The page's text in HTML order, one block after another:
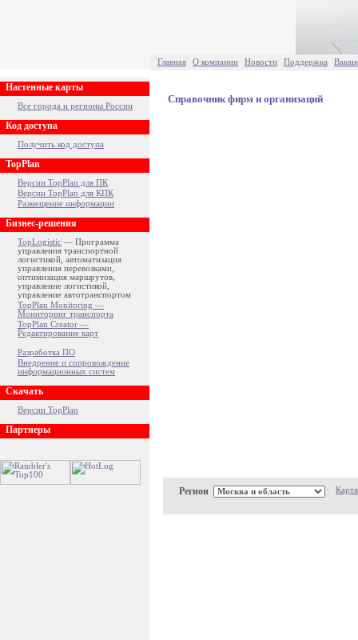
Главная О компании Новости Поддержка
Настенные карты
Все города и регионы России
Код доступа
Получить код доступа
TopPlan
Версии TopPlan для ПК
Версии TopPlan для КПК
Размещение информации
Бизнес-решения
TopLogistic — Программа
управления транспортной
логистикой, автоматизация
управления перевозками,
оптимизация маршрутов,
управление логистикой,
управление автотранспортом
TopPlan Monitoring —
Мониторинг транспорта
TopPlan Creator —
Редактирование карт
Разработка ПО
Внедрение и сопровождение
информационных систем
Скачать
Версии TopPlan
Партнеры
Справочник фирм и организаций
Регион Карта